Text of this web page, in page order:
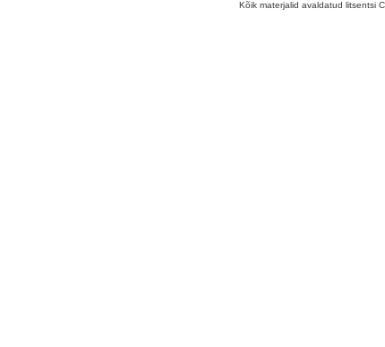
Kõik materjalid avaldatud litsentsi